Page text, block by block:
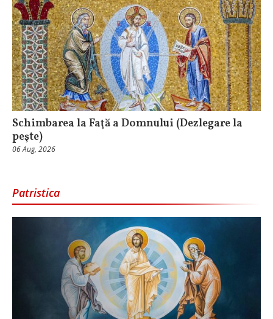
Schimbarea la Faţă a Domnului (Dezlegare la
peşte)
06 Aug, 2026
Patristica